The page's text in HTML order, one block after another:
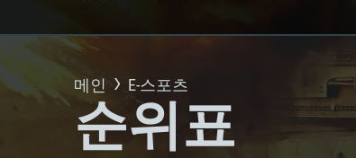
메인 E-스포츠
순위표